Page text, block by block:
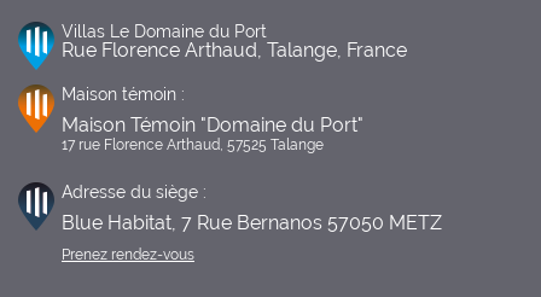
Villas Le Domaine du Port
Rue Florence Arthaud, Talange, France
Maison témoin :
Maison Témoin "Domaine du Port"
17 rue Florence Arthaud, 57525 Talange
Adresse du siège :
Blue Habitat, 7 Rue Bernanos 57050 METZ
Prenez rendez-vous